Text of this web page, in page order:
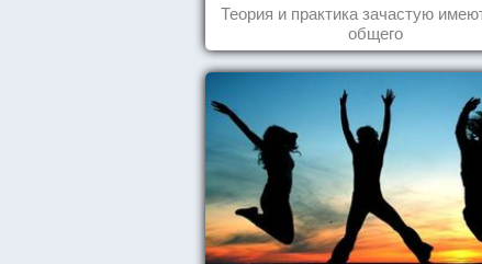
Теория и практика зачастую
общего